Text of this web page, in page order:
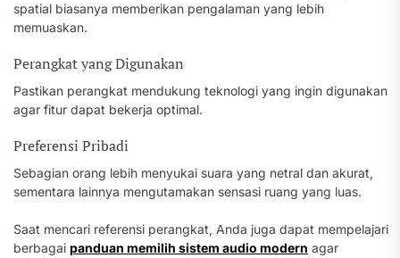
spatial biasanya memberikan pengalaman yang lebih
memuaskan.
Perangkat yang Digunakan
Pastikan perangkat mendukung teknologi yang ingin digunakan
agar fitur dapat bekerja optimal.
Preferensi Pribadi
Sebagian orang lebih menyukai suara yang netral dan akurat,
sementara lainnya mengutamakan sensasi ruang yang luas.
Saat mencari referensi perangkat, Anda juga dapat mempelajari
berbagai panduan memilih sistem audio modern agar